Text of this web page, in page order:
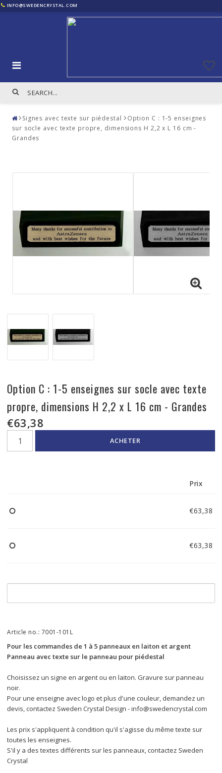
INFO@SWEDENCRYSTAL.COM
Signes avec texte sur piédestal
Option C : 1-5 enseignes
sur socle avec texte propre, dimensions H 2,2 x L 16 cm -
Grandes
Option C : 1-5 enseignes sur socle avec texte
propre, dimensions H 2,2 x L 16 cm - Grandes
€63,38
ACHETER
Prix
€63,38
€63,38
Article no.: 7001-101L
Pour les commandes de 1 à 5 panneaux en laiton et argent
Panneau avec texte sur le panneau pour piédestal
Choisissez un signe en argent ou en laiton. Gravure sur panneau
noir.
Pour une enseigne avec logo et plus d'une couleur, demandez un
devis, contactez Sweden Crystal Design - info@swedencrystal.com
Les prix s'appliquent à condition qu'il s'agisse du même texte sur
toutes les enseignes.
S'il y a des textes différents sur les panneaux, contactez Sweden
Crystal